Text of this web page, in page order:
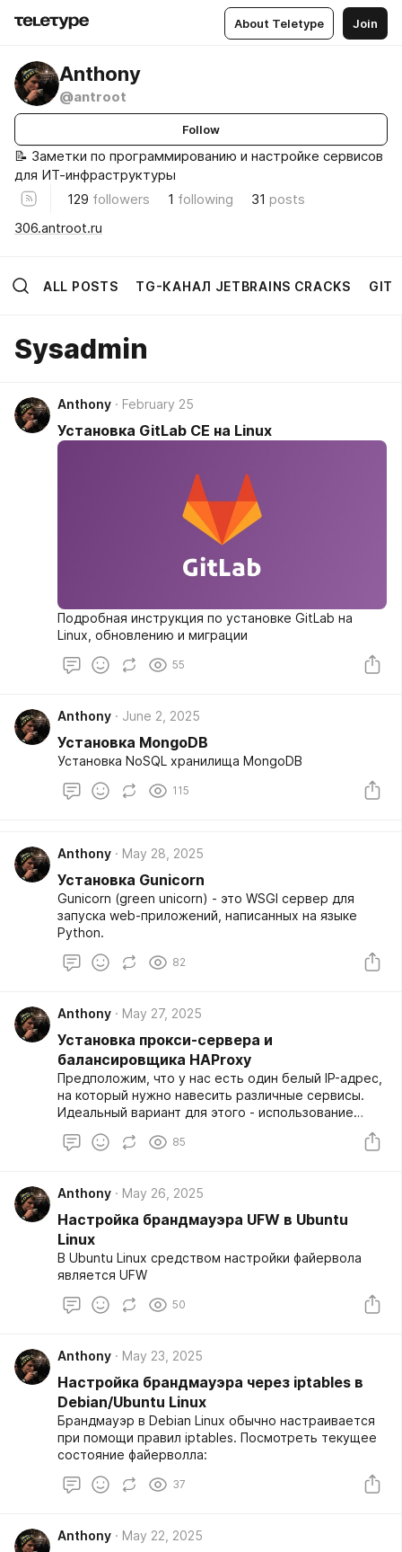
About Teletype Join
Anthony
@antroot
Follow
📝 Заметки по программированию и настройке сервисов
для ИТ-инфраструктуры
129 followers 1 following 31 posts
306.antroot.ru
ALL POSTS TG-КАНАЛ JETBRAINS CRACKS GIT
Sysadmin
Anthony February 25
Установка GitLab CE на Linux
Подробная инструкция по установке GitLab на
Linux, обновлению и миграции
55
Anthony June 2, 2025
Установка MongoDB
Установка NoSQL хранилища MongoDB
115
Anthony May 28, 2025
Установка Gunicorn
Gunicorn (green unicorn) - это WSGI сервер для
запуска web-приложений, написанных на языке
Python.
82
Anthony May 27, 2025
Установка прокси-сервера и
балансировщика HAProxy
Предположим, что у нас есть один белый IP-адрес,
на который нужно навесить различные сервисы.
Идеальный вариант для этого - использование
обратного прокси-сервера, например чуть ранее
был описан способ virtual host на Nginx
85
Anthony May 26, 2025
Настройка брандмауэра UFW в Ubuntu
Linux
В Ubuntu Linux средством настройки файервола
является UFW
50
Anthony May 23, 2025
Настройка брандмауэра через iptables в
Debian/Ubuntu Linux
Брандмауэр в Debian Linux обычно настраивается
при помощи правил iptables. Посмотреть текущее
состояние файерволла:
37
Anthony May 22, 2025